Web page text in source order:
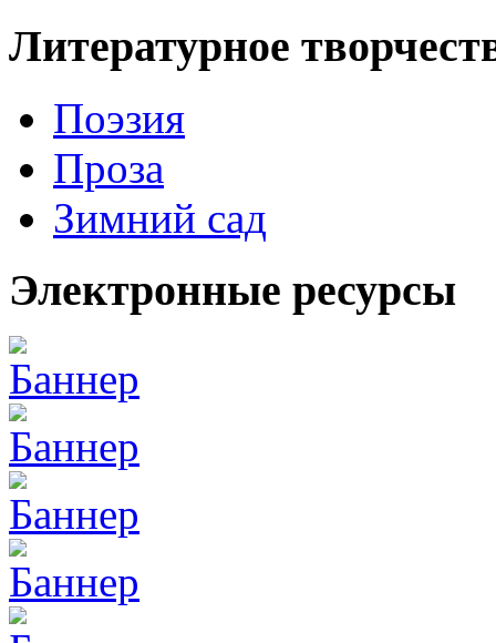
Литературное
Поэзия
Проза
Зимний сад
Электронные ресурсы